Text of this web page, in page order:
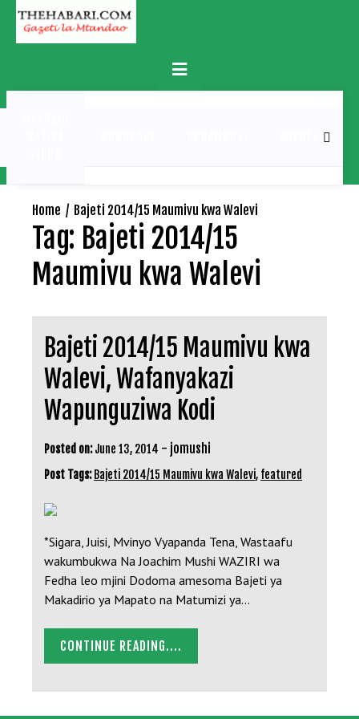
Skip
content
Primary
Menu
MICHEZO
Home Bajeti 2014/15 Maumivu kwa Walevi
Tag: Bajeti 2014/15
Maumivu kwa Walevi
Bajeti 2014/15 Maumivu kwa
Walevi, Wafanyakazi
Wapunguziwa Kodi
Posted on: June 13, 2014 - jomushi
Post Tags: Bajeti 2014/15 Maumivu kwa Walevi, featured
*Sigara, Juisi, Mvinyo Vyapanda Tena, Wastaafu
wakumbukwa Na Joachim Mushi WAZIRI wa
Fedha leo mjini Dodoma amesoma Bajeti ya
Makadirio ya Mapato na Matumizi ya…
CONTINUE READING....